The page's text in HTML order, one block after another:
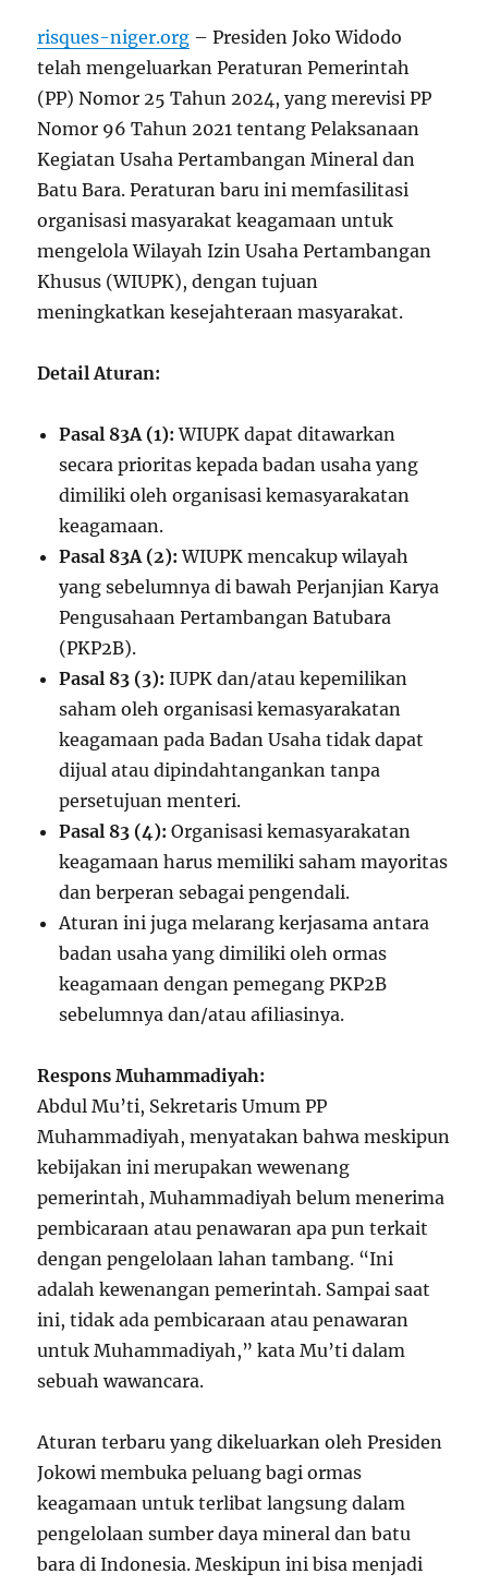
risques-niger.org – Presiden Joko Widodo
telah mengeluarkan Peraturan Pemerintah
(PP) Nomor 25 Tahun 2024, yang merevisi PP
Nomor 96 Tahun 2021 tentang Pelaksanaan
Kegiatan Usaha Pertambangan Mineral dan
Batu Bara. Peraturan baru ini memfasilitasi
organisasi masyarakat keagamaan untuk
mengelola Wilayah Izin Usaha Pertambangan
Khusus (WIUPK), dengan tujuan
meningkatkan kesejahteraan masyarakat.
Detail Aturan:
Pasal 83A (1): WIUPK dapat ditawarkan
secara prioritas kepada badan usaha yang
dimiliki oleh organisasi kemasyarakatan
keagamaan.
Pasal 83A (2): WIUPK mencakup wilayah
yang sebelumnya di bawah Perjanjian Karya
Pengusahaan Pertambangan Batubara
(PKP2B).
Pasal 83 (3): IUPK dan/atau kepemilikan
saham oleh organisasi kemasyarakatan
keagamaan pada Badan Usaha tidak dapat
dijual atau dipindahtangankan tanpa
persetujuan menteri.
Pasal 83 (4): Organisasi kemasyarakatan
keagamaan harus memiliki saham mayoritas
dan berperan sebagai pengendali.
Aturan ini juga melarang kerjasama antara
badan usaha yang dimiliki oleh ormas
keagamaan dengan pemegang PKP2B
sebelumnya dan/atau afiliasinya.
Respons Muhammadiyah:
Abdul Mu’ti, Sekretaris Umum PP
Muhammadiyah, menyatakan bahwa meskipun
kebijakan ini merupakan wewenang
pemerintah, Muhammadiyah belum menerima
pembicaraan atau penawaran apa pun terkait
dengan pengelolaan lahan tambang. “Ini
adalah kewenangan pemerintah. Sampai saat
ini, tidak ada pembicaraan atau penawaran
untuk Muhammadiyah,” kata Mu’ti dalam
sebuah wawancara.
Aturan terbaru yang dikeluarkan oleh Presiden
Jokowi membuka peluang bagi ormas
keagamaan untuk terlibat langsung dalam
pengelolaan sumber daya mineral dan batu
bara di Indonesia. Meskipun ini bisa menjadi